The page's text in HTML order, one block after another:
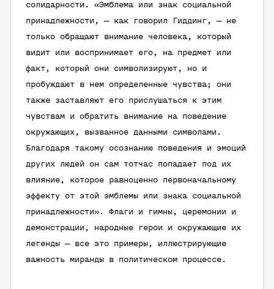
солидарности. «Эмблема или знак социальной
принадлежности, — как говорил Гиддинг, — не
только обращают внимание человека, который
видит или воспринимает его, на предмет или
факт, который они символизируют, но и
пробуждают в нем определенные чувства; они
также заставляют его прислушаться к этим
чувствам и обратить внимание на поведение
окружающих, вызванное данными символами.
Благодаря такому осознанию поведения и эмоций
других людей он сам тотчас попадает под их
влияние, которое равноценно первоначальному
эффекту от этой эмблемы или знака социальной
принадлежности». Флаги и гимны, церемонии и
демонстрации, народные герои и окружающие их
легенды — все это примеры, иллюстрирующие
важность миранды в политическом процессе.